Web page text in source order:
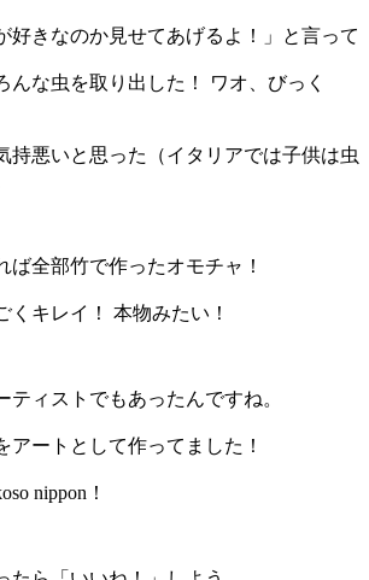
好きなのか見せてあげるよ！」と言って
んな虫を取り出した！ ワオ、びっく
悪いと思った（イタリアでは子供は虫
ば全部竹で作ったオモチャ！
くキレイ！ 本物みたい！
ティストでもあったんですね。
アートとして作ってました！
nippon！